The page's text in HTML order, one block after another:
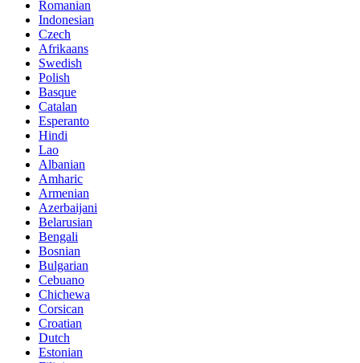
Romanian
Indonesian
Czech
Afrikaans
Swedish
Polish
Basque
Catalan
Esperanto
Hindi
Lao
Albanian
Amharic
Armenian
Azerbaijani
Belarusian
Bengali
Bosnian
Bulgarian
Cebuano
Chichewa
Corsican
Croatian
Dutch
Estonian